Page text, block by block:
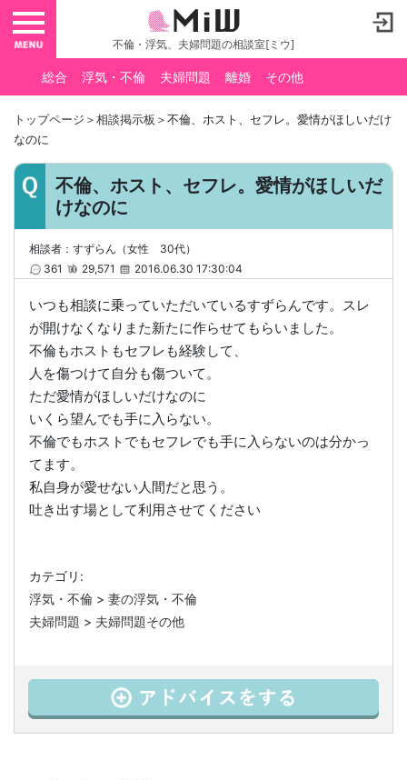
toggle navigation
不倫・浮気、夫婦問題の相談室[ミウ]
総合 浮気・不倫 夫婦問題 離婚 その他
トップページ ＞相談掲示板 ＞不倫、ホスト、セフレ。愛情がほしいだけ
なのに
不倫、ホスト、セフレ。愛情がほしいだ
けなのに
相談者：すずらん（女性 30代）
361
29,571 2016.06.30 17:30:04
いつも相談に乗っていただいているすずらんです。スレ
が開けなくなりまた新たに作らせてもらいました。
不倫もホストもセフレも経験して、
人を傷つけて自分も傷ついて。
ただ愛情がほしいだけなのに
いくら望んでも手に入らない。
不倫でもホストでもセフレでも手に入らないのは分かっ
てます。
私自身が愛せない人間だと思う。
吐き出す場として利用させてください
カテゴリ:
浮気・不倫 > 妻の浮気・不倫
夫婦問題 > 夫婦問題その他